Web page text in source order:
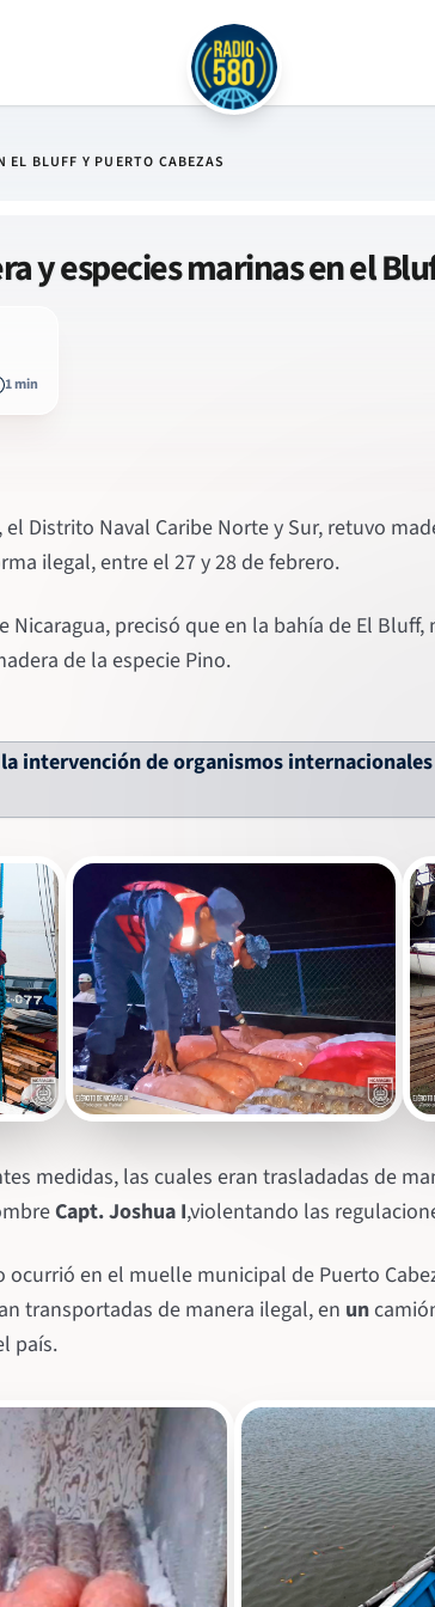
BLUFF Y PUERTO CABEZAS
y especies marinas en el
1 min
Distrito Naval Caribe Norte y Sur, retuvo
ilegal, entre el 27 y 28 de febrero.
Nicaragua, precisó que en la bahía de El
de la especie Pino.
intervención de organismos
medidas, las cuales eran trasladadas de
Capt. Joshua I,violentando las
en el muelle municipal de Puerto
transportadas de manera ilegal, en un
país.